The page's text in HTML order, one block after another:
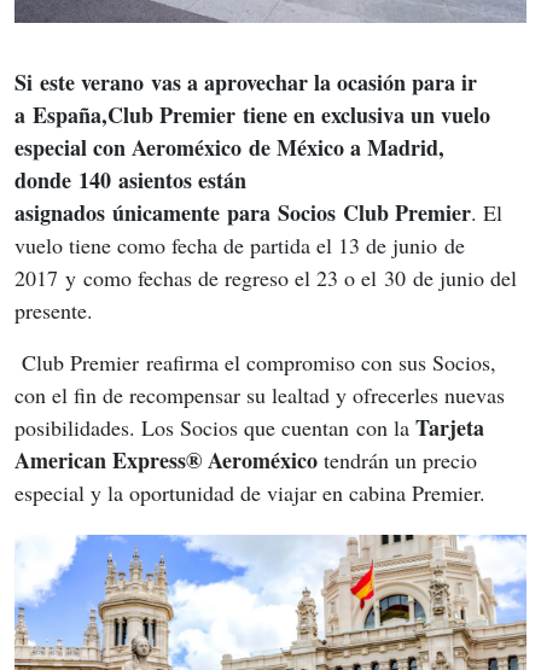
Si este verano vas a aprovechar la ocasión para ir
a España,Club Premier tiene en exclusiva un vuelo
especial con Aeroméxico de México a Madrid,
donde 140 asientos están
asignados únicamente para Socios Club Premier. El
vuelo tiene como fecha de partida el 13 de junio de
2017 y como fechas de regreso el 23 o el 30 de junio del
presente.
Club Premier reafirma el compromiso con sus Socios,
con el fin de recompensar su lealtad y ofrecerles nuevas
posibilidades. Los Socios que cuentan con la Tarjeta
American Express® Aeroméxico tendrán un precio
especial y la oportunidad de viajar en cabina Premier.